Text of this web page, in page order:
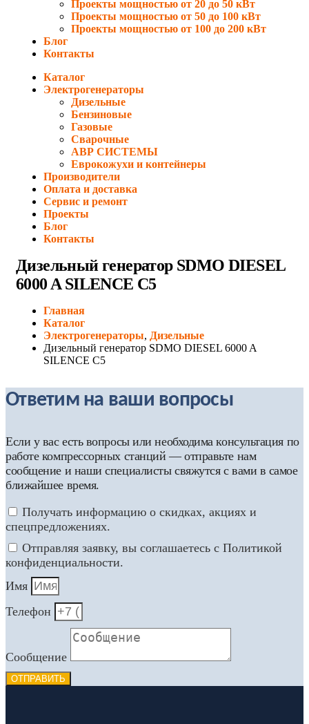
Проекты мощностью от 20 до 50 кВт
Проекты мощностью от 50 до 100 кВт
Проекты мощностью от 100 до 200 кВт
Блог
Контакты
Каталог
Электрогенераторы
Дизельные
Бензиновые
Газовые
Сварочные
АВР СИСТЕМЫ
Еврокожухи и контейнеры
Производители
Оплата и доставка
Сервис и ремонт
Проекты
Блог
Контакты
Дизельный генератор SDMO DIESEL
6000 A SILENCE C5
Главная
Каталог
Электрогенераторы, Дизельные
Дизельный генератор SDMO DIESEL 6000 A
SILENCE C5
Ответим на ваши вопросы
Если у вас есть вопросы или необходима консультация по
работе компрессорных станций — отправьте нам
сообщение и наши специалисты свяжутся с вами в самое
ближайшее время.
Получать информацию о скидках, акциях и
спецпредложениях.
Отправляя заявку, вы соглашаетесь с Политикой
конфиденциальности.
Имя
Телефон
Сообщение
ОТПРАВИТЬ